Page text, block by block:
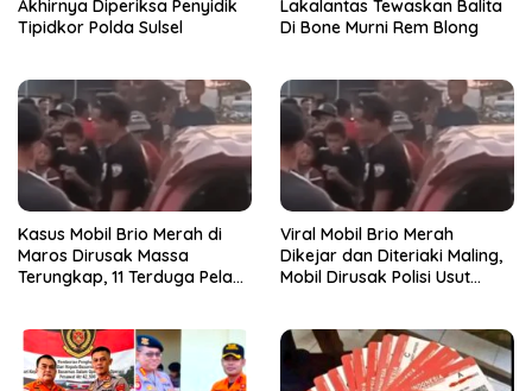
Akhirnya Diperiksa Penyidik
Tipidkor Polda Sulsel
Lakalantas Tewaskan Balita
Di Bone Murni Rem Blong
Kasus Mobil Brio Merah di
Maros Dirusak Massa
Terungkap, 11 Terduga Pelaku
Viral Mobil Brio Merah
Dikejar dan Diteriaki Maling,
Mobil Dirusak Polisi Usut